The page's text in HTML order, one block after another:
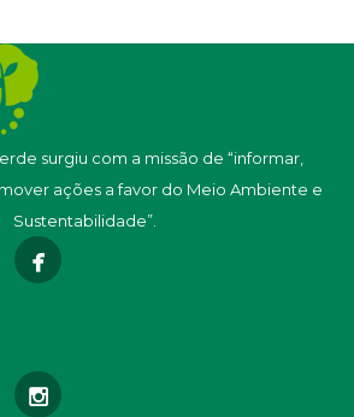
surgiu com a missão de “informar,
ações a favor do Meio Ambiente e
Sustentabilidade”.